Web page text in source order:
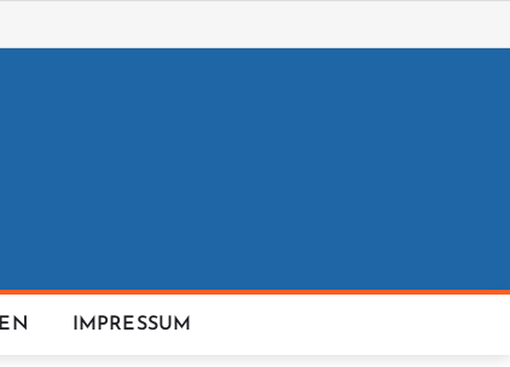
IMPRESSUM